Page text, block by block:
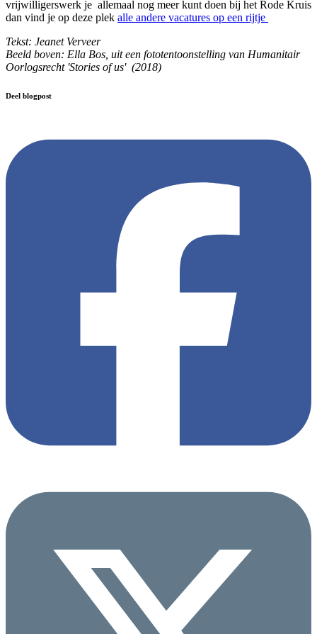
vrijwilligerswerk je allemaal nog meer kunt doen bij het Rode Kruis
dan vind je op deze plek alle andere vacatures op een rijtje
Tekst: Jeanet Verveer
Beeld boven: Ella Bos, uit een fototentoonstelling van Humanitair
Oorlogsrecht 'Stories of us' (2018)
Deel blogpost